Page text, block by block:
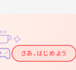
✦
✧
さあ、はじめよう